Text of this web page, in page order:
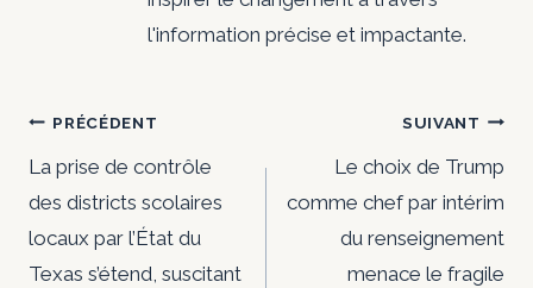
s
l'information précise et impactante.
Navigation
de
l’article
PRÉCÉDENT
La prise de contrôle
des districts scolaires
locaux par l’État du
Texas s’étend, suscitant
SUIVANT
Le choix de Trump
comme chef par intérim
du renseignement
menace le fragile